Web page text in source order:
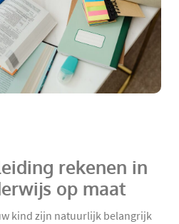
rekenen in
op maat
kind zijn natuurlijk belangrijk